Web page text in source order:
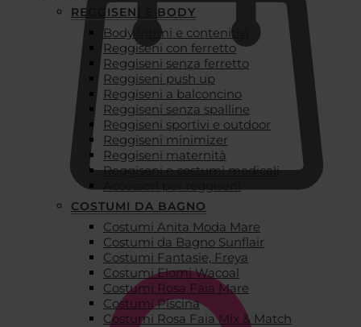
REGGISENI E BODY
Body intimi e contenitivi
Reggiseni con ferretto
Reggiseni senza ferretto
Reggiseni push up
Reggiseni a balconcino
Reggiseni senza spalline
Reggiseni sportivi e outdoor
Reggiseni minimizer
Reggiseni maternità
Reggiseni e costumi medicali
Accessori per reggiseni
COSTUMI DA BAGNO
Costumi Anita Moda Mare
Costumi da Bagno Sunflair
Costumi Fantasie, Freya
Costumi Elomi Wacoal
Costumi Rosa Faia Mare
Costumi Piscina
Costumi Rosa Faia Mix & Match